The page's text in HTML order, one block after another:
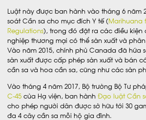
Luật này được ban hành vào tháng 6 năm
soát Cần sa cho mục đích Y tế (Marihuana
Regulations), trong đó đặt ra các điều kiện
nghiệp thương mại có thể sản xuất và
Vào năm 2015, chính phủ Canada đã hứa
sản xuất được cấp phép sản xuất và bán
cần sa và hoa cần sa, cũng như các sản
Vào tháng 4 năm 2017, Bộ trưởng Bộ Tư
C-45 của Hạ viện, ban hành Đạo luật Cần
cho phép người dân được sở hữu tới 30
đa 4 cây cần sa mỗi hộ gia đình.